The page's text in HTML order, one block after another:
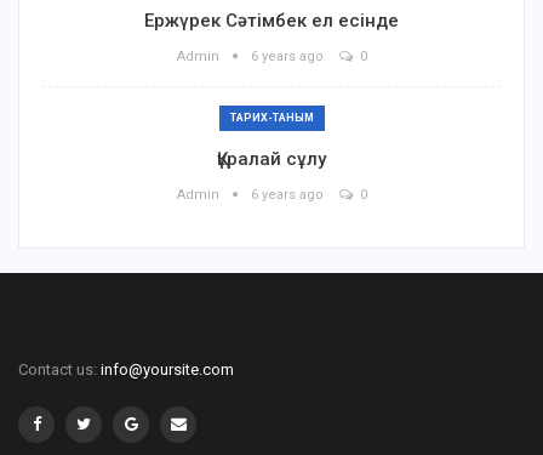
Ержүрек Сәтімбек ел есінде
Admin 6 years ago 0
ТАРИХ-ТАНЫМ
Құралай сұлу
Admin 6 years ago 0
Contact us: info@yoursite.com